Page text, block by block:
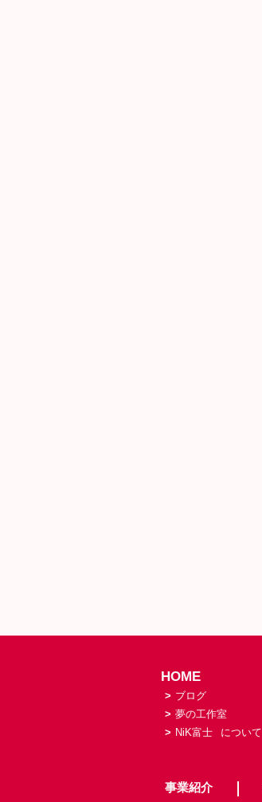
HOME
> ブログ
> 夢の工作室
> NiK富士 について
事業紹介